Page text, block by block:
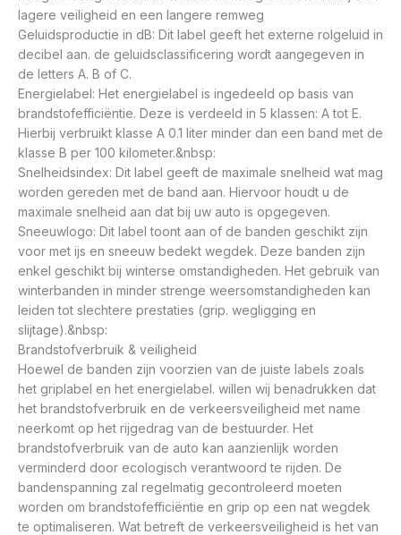
lagere veiligheid en een langere remweg
Geluidsproductie in dB: Dit label geeft het externe rolgeluid in
decibel aan. de geluidsclassificering wordt aangegeven in
de letters A. B of C.
Energielabel: Het energielabel is ingedeeld op basis van
brandstofefficiëntie. Deze is verdeeld in 5 klassen: A tot E.
Hierbij verbruikt klasse A 0.1 liter minder dan een band met de
klasse B per 100 kilometer.&nbsp:
Snelheidsindex: Dit label geeft de maximale snelheid wat mag
worden gereden met de band aan. Hiervoor houdt u de
maximale snelheid aan dat bij uw auto is opgegeven.
Sneeuwlogo: Dit label toont aan of de banden geschikt zijn
voor met ijs en sneeuw bedekt wegdek. Deze banden zijn
enkel geschikt bij winterse omstandigheden. Het gebruik van
winterbanden in minder strenge weersomstandigheden kan
leiden tot slechtere prestaties (grip. wegligging en
slijtage).&nbsp:
Brandstofverbruik & veiligheid
Hoewel de banden zijn voorzien van de juiste labels zoals
het griplabel en het energielabel. willen wij benadrukken dat
het brandstofverbruik en de verkeersveiligheid met name
neerkomt op het rijgedrag van de bestuurder. Het
brandstofverbruik van de auto kan aanzienlijk worden
verminderd door ecologisch verantwoord te rijden. De
bandenspanning zal regelmatig gecontroleerd moeten
worden om brandstofefficiëntie en grip op een nat wegdek
te optimaliseren. Wat betreft de verkeersveiligheid is het van